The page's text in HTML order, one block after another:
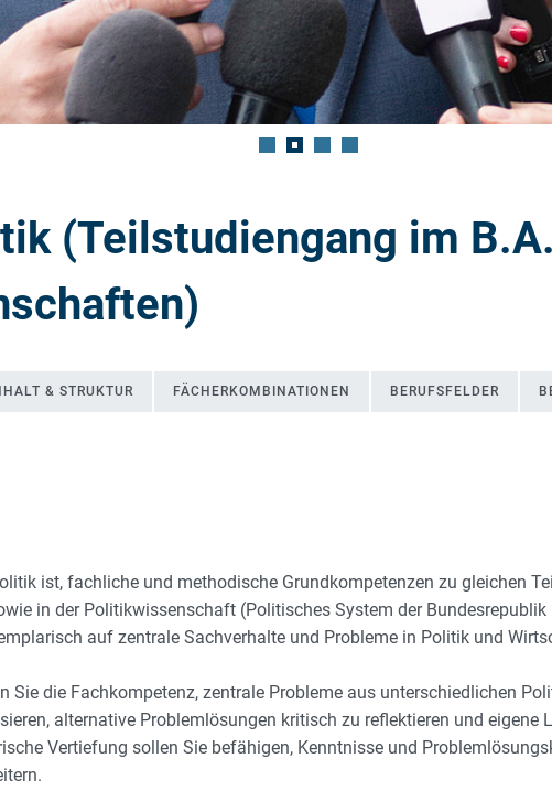
(Teilstudiengang im B.A.
& STRUKTUR FÄCHERKOMBINATIONEN BERUFSFELDER
ist, fachliche und methodische Grundkompetenzen zu gleichen
in der Politikwissenschaft (Politisches System der
auf zentrale Sachverhalte und Probleme in Politik und
Sie die Fachkompetenz, zentrale Probleme aus unterschiedlichen
alternative Problemlösungen kritisch zu reflektieren und eigene
Vertiefung sollen Sie befähigen, Kenntnisse und